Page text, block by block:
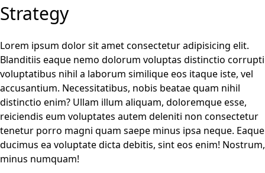
Strategy
Lorem ipsum dolor sit amet consectetur adipisicing elit.
Blanditiis eaque nemo dolorum voluptas distinctio corrupti
voluptatibus nihil a laborum similique eos itaque iste, vel
accusantium. Necessitatibus, nobis beatae quam nihil
distinctio enim? Ullam illum aliquam, doloremque esse,
reiciendis eum voluptates autem deleniti non consectetur
tenetur porro magni quam saepe minus ipsa neque. Eaque
ducimus ea voluptate dicta debitis, sint eos enim! Nostrum,
minus numquam!